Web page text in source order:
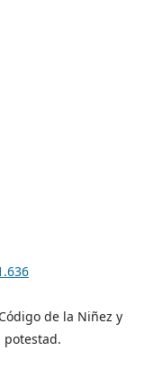
de la Niñez y
potestad.